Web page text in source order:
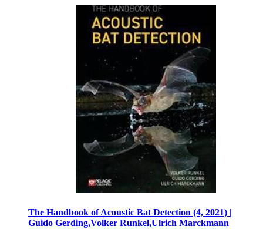
The Handbook of Acoustic Bat Detection (4, 2021) |
Guido Gerding,Volker Runkel,Ulrich Marckmann